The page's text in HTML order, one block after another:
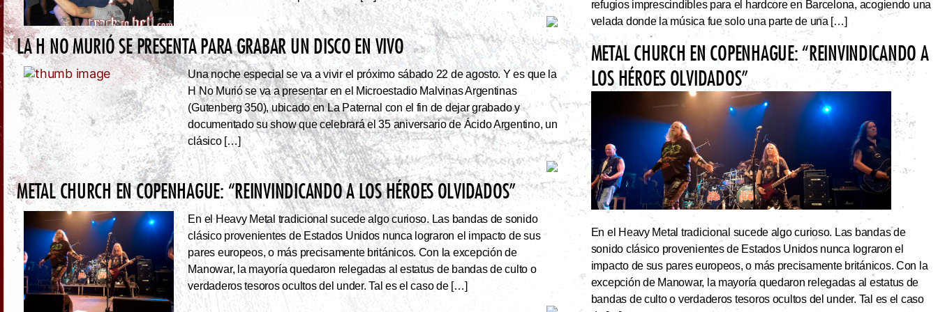
LA H NO MURIÓ SE PRESENTA PARA GRABAR UN DISCO EN VIVO
Una noche especial se va a vivir el próximo sábado 22 de agosto. Y es que la
H No Murió se va a presentar en el Microestadio Malvinas Argentinas
(Gutenberg 350), ubicado en La Paternal con el fin de dejar grabado y
documentado su show que celebrará el 35 aniversario de Ácido Argentino, un
clásico […]
METAL CHURCH EN COPENHAGUE: “REINVINDICANDO A LOS HÉROES OLVIDADOS”
En el Heavy Metal tradicional sucede algo curioso. Las bandas de sonido
clásico provenientes de Estados Unidos nunca lograron el impacto de sus
pares europeos, o más precisamente británicos. Con la excepción de
Manowar, la mayoría quedaron relegadas al estatus de bandas de culto o
verdaderos tesoros ocultos del under. Tal es el caso de […]
refugios imprescindibles para el hardcore en Barcelona, acogiendo una
velada donde la música fue solo una parte de una […]
METAL CHURCH EN COPENHAGUE: “REINVINDICANDO A
LOS HÉROES OLVIDADOS”
En el Heavy Metal tradicional sucede algo curioso. Las bandas de
sonido clásico provenientes de Estados Unidos nunca lograron el
impacto de sus pares europeos, o más precisamente británicos. Con la
excepción de Manowar, la mayoría quedaron relegadas al estatus de
bandas de culto o verdaderos tesoros ocultos del under. Tal es el caso